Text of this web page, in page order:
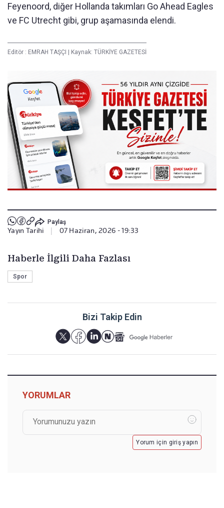
Feyenoord, diğer Hollanda takımları Go Ahead Eagles
ve FC Utrecht gibi, grup aşamasında elendi.
Editör : EMRAH TAŞÇI | Kaynak: TÜRKİYE GAZETESİ
Paylaş
Yayın Tarihi 07 Haziran, 2026 - 19:33
Haberle İlgili Daha Fazlası
Spor
Bizi Takip Edin
YORUMLAR
Yorum için giriş yapın